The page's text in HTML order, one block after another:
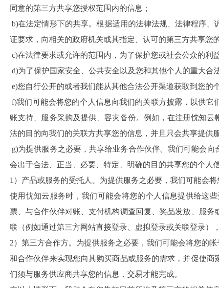
同意的第三方共享您授权范围内的信息；
b)在法定情形下的共享。根据适用的法律法规、法律程序
证要求，向相关的政府机关或其指定、认可的第三方共享您
c)在法律要求或允许的范围内，为了保护您或社会公众的
d)为了保护国家安全、公共安全以及您和其他个人的重大合
e)您自行公开的或者我们能从其他合法公开渠道获取到您的
f)我们可能会将您的个人信息向我们的关联方披露，以供
账支持、服务采购及提供、容灾备份。例如，在注册忱知
法的目的向我们的关联方共享您的信息，并且只会共享提供
g)为提供服务之必要，共享给业务合作伙伴。我们可能会
会出于合法、正当、必要、特定、明确的目的共享您的个
1）产品或服务的受托人。为提供服务之必要，我们可能会
使用忱知云服务时，我们可能会将您的个人信息提供给这
票、与合作伙伴对账、支付机构调查回复、奖品发放、服
联（例如通过第三方网站直接登录、虚拟登录或关联登录
2）第三方合作方。为提供服务之必要，我们可能会将您的
和合作伙伴来实现您向其购买商品或服务的需求，并促使
们须与服务供应商共享您的信息，交易才能完成。